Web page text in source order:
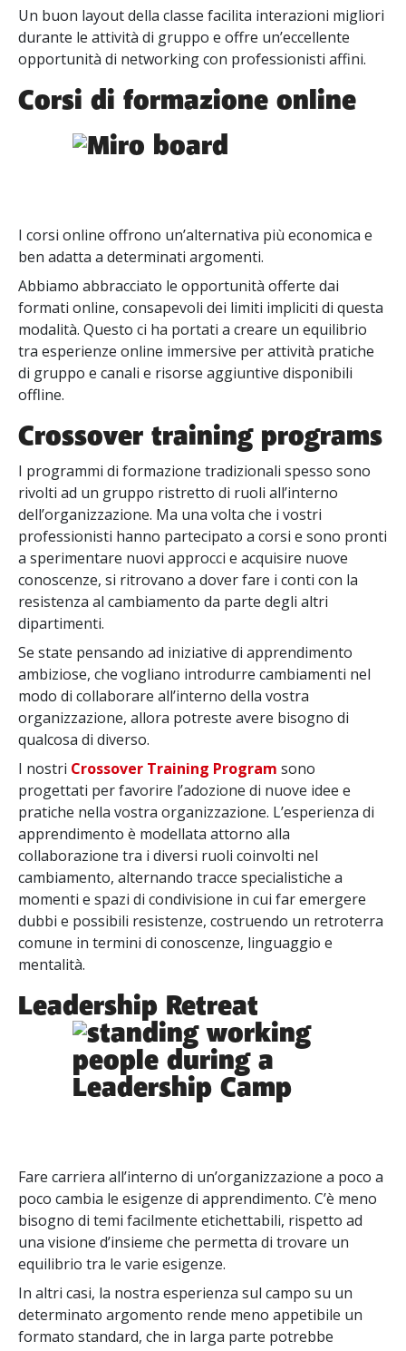
Un buon layout della classe facilita interazioni migliori
durante le attività di gruppo e offre un’eccellente
opportunità di networking con professionisti affini.
Corsi di formazione online
I corsi online offrono un’alternativa più economica e
ben adatta a determinati argomenti.
Abbiamo abbracciato le opportunità offerte dai
formati online, consapevoli dei limiti impliciti di questa
modalità. Questo ci ha portati a creare un equilibrio
tra esperienze online immersive per attività pratiche
di gruppo e canali e risorse aggiuntive disponibili
offline.
Crossover training programs
I programmi di formazione tradizionali spesso sono
rivolti ad un gruppo ristretto di ruoli all’interno
dell’organizzazione. Ma una volta che i vostri
professionisti hanno partecipato a corsi e sono pronti
a sperimentare nuovi approcci e acquisire nuove
conoscenze, si ritrovano a dover fare i conti con la
resistenza al cambiamento da parte degli altri
dipartimenti.
Se state pensando ad iniziative di apprendimento
ambiziose, che vogliano introdurre cambiamenti nel
modo di collaborare all’interno della vostra
organizzazione, allora potreste avere bisogno di
qualcosa di diverso.
I nostri Crossover Training Program sono
progettati per favorire l’adozione di nuove idee e
pratiche nella vostra organizzazione. L’esperienza di
apprendimento è modellata attorno alla
collaborazione tra i diversi ruoli coinvolti nel
cambiamento, alternando tracce specialistiche a
momenti e spazi di condivisione in cui far emergere
dubbi e possibili resistenze, costruendo un retroterra
comune in termini di conoscenze, linguaggio e
mentalità.
Leadership Retreat
Fare carriera all’interno di un’organizzazione a poco a
poco cambia le esigenze di apprendimento. C’è meno
bisogno di temi facilmente etichettabili, rispetto ad
una visione d’insieme che permetta di trovare un
equilibrio tra le varie esigenze.
In altri casi, la nostra esperienza sul campo su un
determinato argomento rende meno appetibile un
formato standard, che in larga parte potrebbe